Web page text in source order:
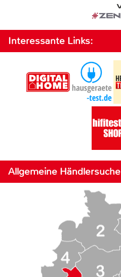
Interessante Links:
Allgemeine Händlersuche